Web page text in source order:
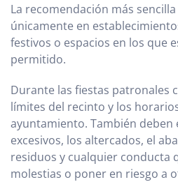
La recomendación más
únicamente en
festivos o espacios en los que
permitido.
Durante las fiestas patronales
límites del recinto y los
ayuntamiento. También deben
excesivos, los altercados, el
residuos y cualquier conducta
molestias o poner en riesgo a